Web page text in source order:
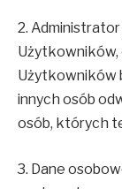
2.
Użytkowników
innych osób
osób, których
3. Dane